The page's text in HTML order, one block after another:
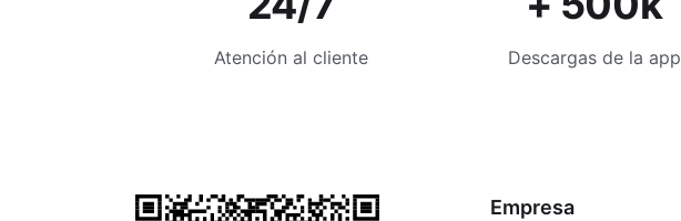
Atención al cliente Descargas de la app
Empresa